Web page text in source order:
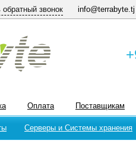
обратный звонок info@terrabyte.tj
Оплата Поставщикам
Серверы и Системы хранения